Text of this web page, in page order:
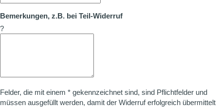
Bemerkungen, z.B. bei Teil-Widerruf
?
Felder, die mit einem * gekennzeichnet sind, sind Pflichtfelder und
müssen ausgefüllt werden, damit der Widerruf erfolgreich übermittelt